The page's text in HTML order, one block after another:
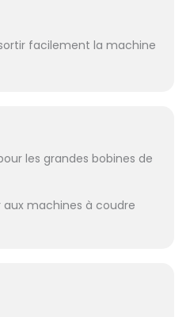
facilement la machine
les grandes bobines de
machines à coudre